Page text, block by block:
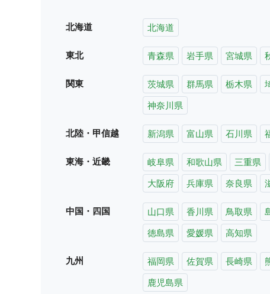
北海道 北海道
東北 青森県 岩手県 宮城県
関東 茨城県 群馬県 栃木県
神奈川県
北陸・甲信越 新潟県 富山県 石川県
東海・近畿 岐阜県 和歌山県 三重県
大阪府
兵庫県 奈良県
中国・四国 山口県 香川県 鳥取県
徳島県
愛媛県 高知県
九州 福岡県 佐賀県 長崎県
鹿児島県